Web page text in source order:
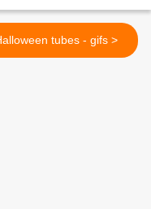
Halloween tubes - gifs >